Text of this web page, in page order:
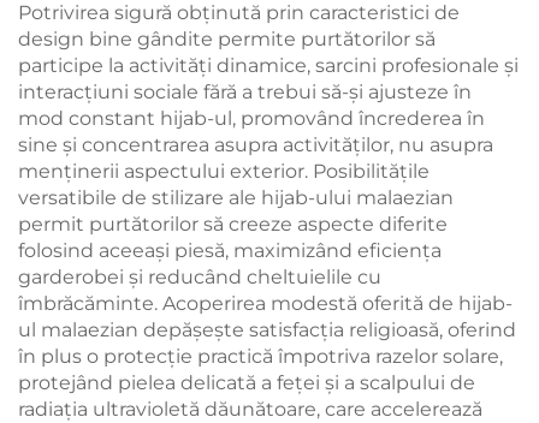
Potrivirea sigură obținută prin caracteristici de
design bine gândite permite purtătorilor să
participe la activități dinamice, sarcini profesionale și
interacțiuni sociale fără a trebui să-și ajusteze în
mod constant hijab-ul, promovând încrederea în
sine și concentrarea asupra activităților, nu asupra
menținerii aspectului exterior. Posibilitățile
versatibile de stilizare ale hijab-ului malaezian
permit purtătorilor să creeze aspecte diferite
folosind aceeași piesă, maximizând eficiența
garderobei și reducând cheltuielile cu
îmbrăcăminte. Acoperirea modestă oferită de hijab-
ul malaezian depășește satisfacția religioasă, oferind
în plus o protecție practică împotriva razelor solare,
protejând pielea delicată a feței și a scalpului de
radiația ultravioletă dăunătoare, care accelerează